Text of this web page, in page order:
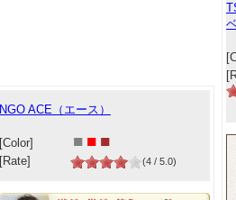
NGO ACE（エース）
[Color] ■ ■ ■
[Rate] (4 / 5.0)